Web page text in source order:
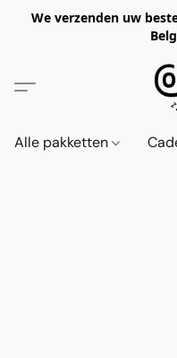
We verzenden uw
Alle pakketten